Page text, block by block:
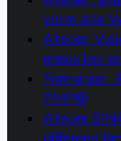
votre site
Atelier:
mieux les
Formation :
PMP®
Atelier